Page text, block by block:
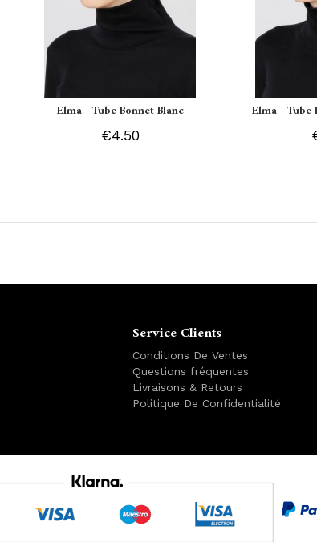
Elma - Tube Bonnet Blanc
€4.50
Elma - Tube
Service Clients
Conditions De Ventes
Questions fréquentes
Livraisons & Retours
Politique De Confidentialité